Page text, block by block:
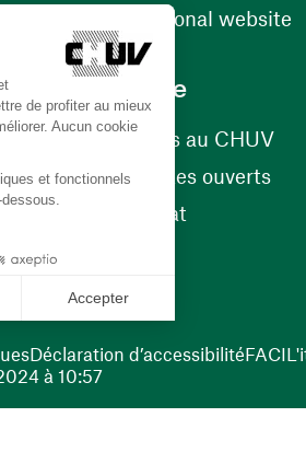
fenêtre)
International website
Carrière
Carrières au CHUV
Nos postes ouverts
Bénévolat
à 10:57
Déclaration d’accessibilité